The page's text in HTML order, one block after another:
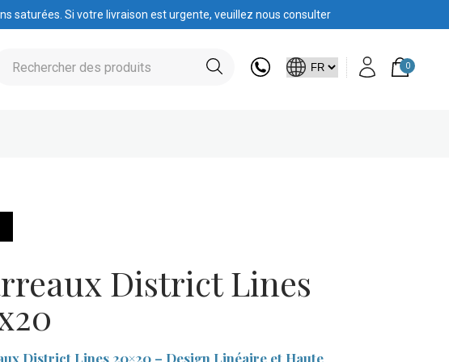
saturées. Si votre livraison est urgente, veuillez nous consulter
0
District Lines
District Lines 20×20 – Design Linéaire et Haute